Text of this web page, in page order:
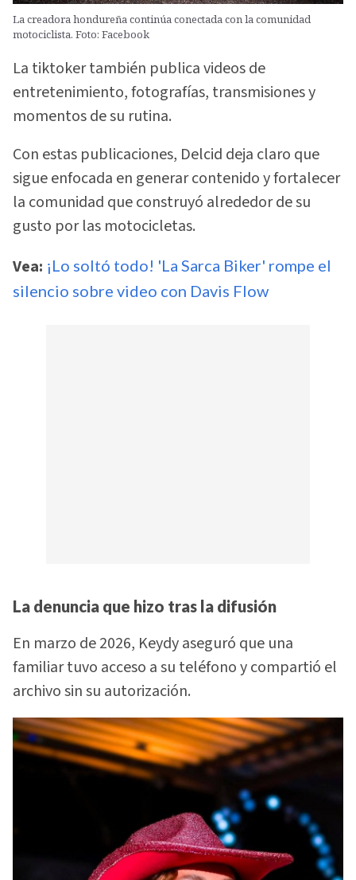
La creadora hondureña continúa conectada con la comunidad
motociclista. Foto: Facebook
La tiktoker también publica videos de
entretenimiento, fotografías, transmisiones y
momentos de su rutina.
Con estas publicaciones, Delcid deja claro que
sigue enfocada en generar contenido y fortalecer
la comunidad que construyó alrededor de su
gusto por las motocicletas.
Vea: ¡Lo soltó todo! 'La Sarca Biker' rompe el
silencio sobre video con Davis Flow
La denuncia que hizo tras la difusión
En marzo de 2026, Keydy aseguró que una
familiar tuvo acceso a su teléfono y compartió el
archivo sin su autorización.